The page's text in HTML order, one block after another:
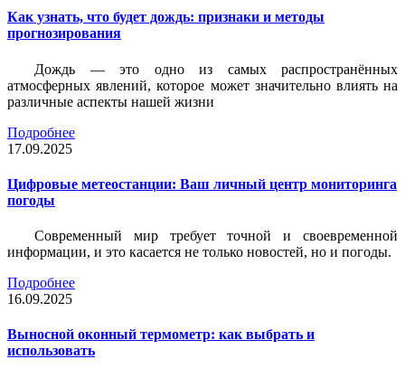
Как узнать, что будет дождь: признаки и методы
прогнозирования
Дождь — это одно из самых распространённых
атмосферных явлений, которое может значительно влиять на
различные аспекты нашей жизни
Подробнее
17.09.2025
Цифровые метеостанции: Ваш личный центр мониторинга
погоды
Современный мир требует точной и своевременной
информации, и это касается не только новостей, но и погоды.
Подробнее
16.09.2025
Выносной оконный термометр: как выбрать и
использовать